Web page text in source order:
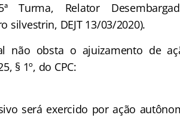
Turma, Relator
silvestrin, DEJT 13/03/2020).
obsta o ajuizamento de
§ 1º, do CPC:
será exercido por ação